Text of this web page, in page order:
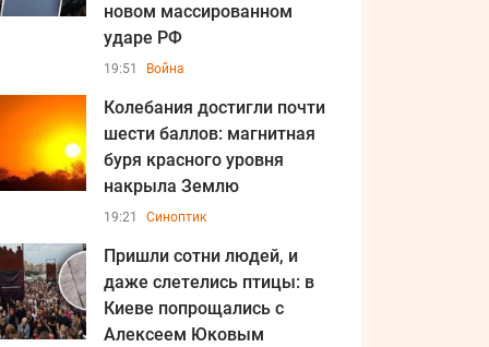
новом массированном
ударе РФ
19:51 Война
Колебания достигли почти
шести баллов: магнитная
буря красного уровня
накрыла Землю
19:21 Синоптик
Пришли сотни людей, и
даже слетелись птицы: в
Киеве попрощались с
Алексеем Юковым